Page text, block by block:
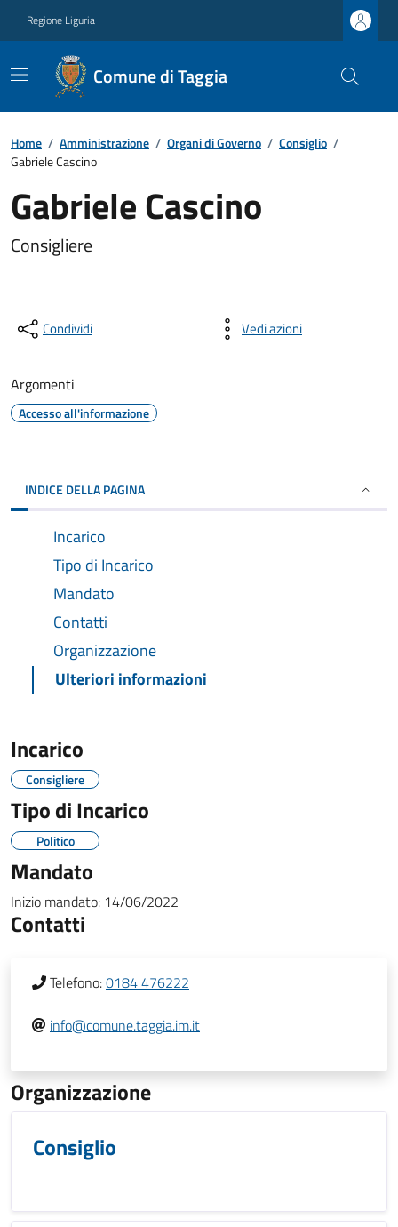
Regione Liguria
Comune di Taggia
Home / Amministrazione / Organi di Governo / Consiglio /
Gabriele Cascino
Gabriele Cascino
Consigliere
Condividi Vedi azioni
Argomenti
Accesso all'informazione
INDICE DELLA PAGINA
Incarico
Tipo di Incarico
Mandato
Contatti
Organizzazione
Ulteriori informazioni
Incarico
Consigliere
Tipo di Incarico
Politico
Mandato
Inizio mandato: 14/06/2022
Contatti
Telefono:0184 476222
info@comune.taggia.im.it
Organizzazione
Consiglio